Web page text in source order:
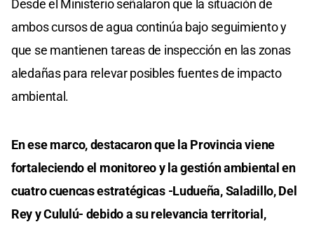
Desde el Ministerio señalaron que la situación de
ambos cursos de agua continúa bajo seguimiento y
que se mantienen tareas de inspección en las zonas
aledañas para relevar posibles fuentes de impacto
ambiental.
En ese marco, destacaron que la Provincia viene
fortaleciendo el monitoreo y la gestión ambiental en
cuatro cuencas estratégicas -Ludueña, Saladillo, Del
Rey y Cululú- debido a su relevancia territorial,